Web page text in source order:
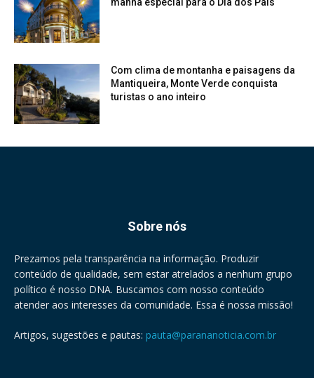
manhã especial para o Dia dos Pais
Com clima de montanha e paisagens da
Mantiqueira, Monte Verde conquista
turistas o ano inteiro
Sobre nós
Prezamos pela transparência na informação. Produzir
conteúdo de qualidade, sem estar atrelados a nenhum grupo
político é nosso DNA. Buscamos com nosso conteúdo
atender aos interesses da comunidade. Essa é nossa missão!
Artigos, sugestões e pautas: pauta@parananoticia.com.br